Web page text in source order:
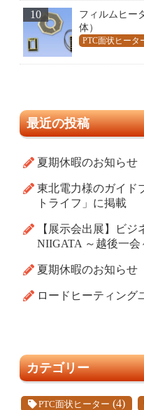
10
フィルムヒー
体）
PTC面状ヒータ
最近の投稿
夏期休暇のお知らせ
東北電力様のガイド
トライフ」に掲載
【展示会出展】ビジ
NIIGATA ～越後一会
夏期休暇のお知らせ
ロードヒーティング
カテゴリー
PTC面状ヒーター (4)